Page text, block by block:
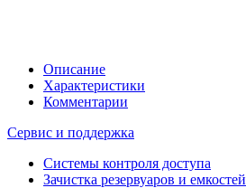
Описание
Характеристики
Комментарии
Сервис и поддержка
Системы контроля доступа
Зачистка резервуаров и емкостей